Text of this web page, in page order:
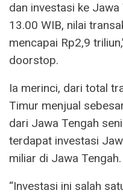
dan investasi ke
13.00 WIB, nilai
mencapai Rp2,9
doorstop.
Ia merinci, dari total
Timur menjual
dari Jawa Tengah
terdapat investasi
miliar di Jawa Tengah.
“Investasi ini salah